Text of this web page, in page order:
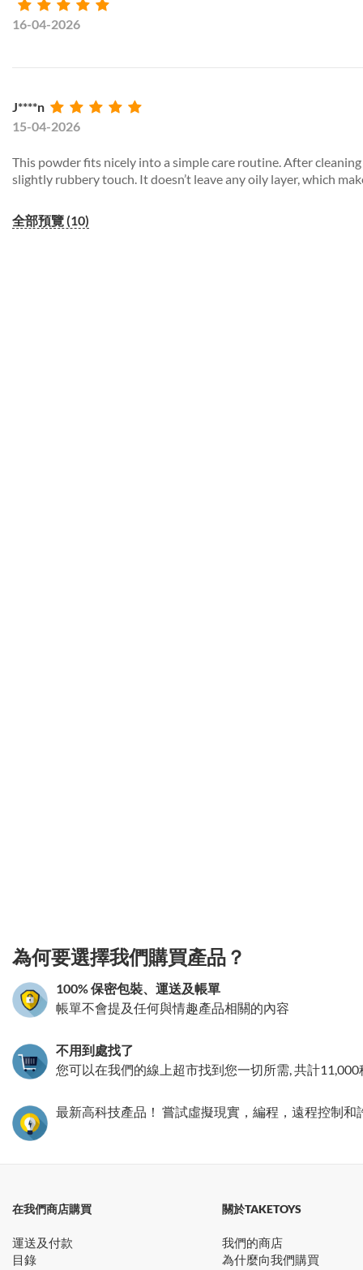
16-04-2026
J****n
15-04-2026
This powder fits nicely into a simple care routine. After
slightly rubbery touch. It doesn’t leave any oily layer, which
全部預覽 (10)
為何要選擇我們購買產品？
100% 保密包裝、運送及帳單
帳單不會提及任何與情趣產品相關的內容
不用到處找了
您可以在我們的線上超市找到您一切所需, 共計11,000
最新高科技產品！ 嘗試虛擬現實，編程，遠程控制
在我們商店購買
運送及付款
目錄
關於TAKETOYS
我們的商店
為什麼向我們購買